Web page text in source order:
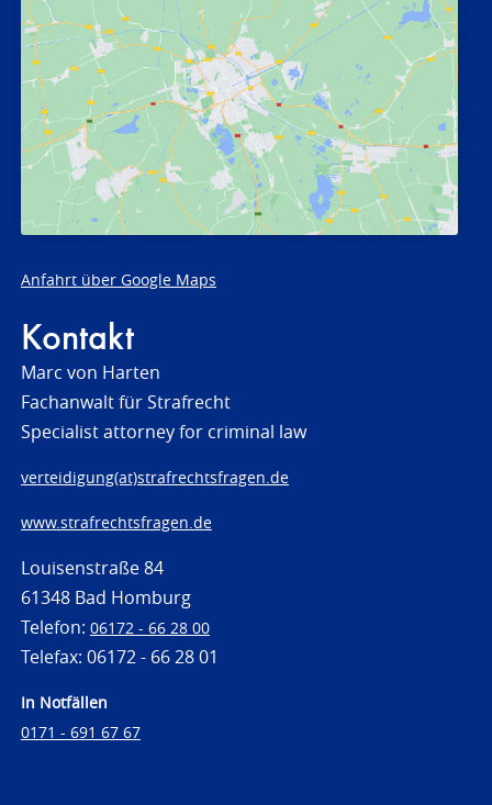
Anfahrt über Google Maps
Kontakt
Marc von Harten
Fachanwalt für Strafrecht
Specialist attorney for criminal law
verteidigung(at)strafrechtsfragen.de
www.strafrechtsfragen.de
Louisenstraße 84
61348 Bad Homburg
Telefon: 06172 - 66 28 00
Telefax: 06172 - 66 28 01
In Notfällen
0171 - 691 67 67